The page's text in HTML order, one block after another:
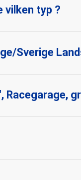
vilken typ ?
Sverige
Racegarage,